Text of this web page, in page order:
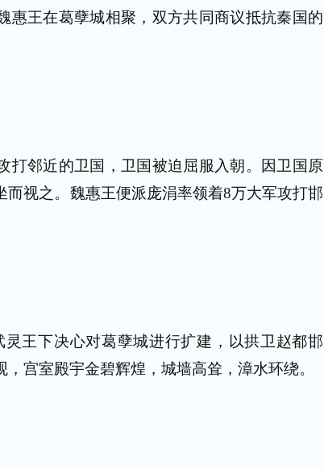
惠王在葛孽城相聚，双方共同商议抵抗秦国的
打邻近的卫国，卫国被迫屈服入朝。因卫国原
而视之。魏惠王便派庞涓率领着8万大军攻打邯
王下决心对葛孽城进行扩建，以拱卫赵都邯
宫室殿宇金碧辉煌，城墙高耸，漳水环绕。